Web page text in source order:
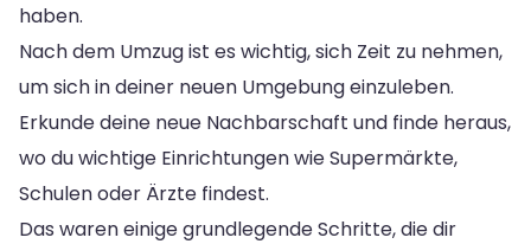
haben.
Nach dem Umzug ist es wichtig, sich Zeit zu nehmen,
um sich in deiner neuen Umgebung einzuleben.
Erkunde deine neue Nachbarschaft und finde heraus,
wo du wichtige Einrichtungen wie Supermärkte,
Schulen oder Ärzte findest.
Das waren einige grundlegende Schritte, die dir